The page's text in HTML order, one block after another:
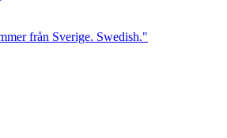
från Sverige. Swedish."